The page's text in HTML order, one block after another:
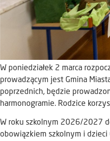
W poniedziałek 2 marca
prowadzącym jest Gmina
poprzednich, będzie
harmonogramie. Rodzice
W roku szkolnym 2026/2027
obowiązkiem szkolnym i